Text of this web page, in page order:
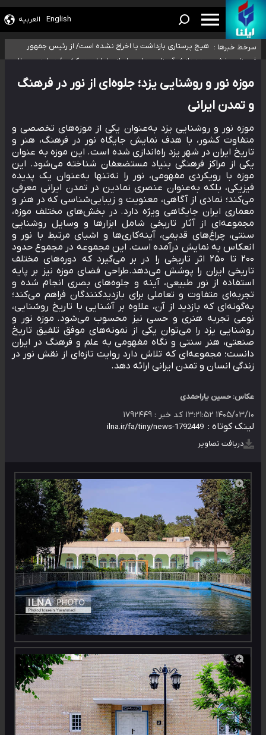
English العربیه
سرخط خبرها :
تخصصی جغرافیای نظامی دافوس آجا
خبرنگاران راویان حقیقت با دغدغه نان، مسکن و بیمه
آخرین وضعیت شیوع عفونت‌های تنفسی در کشور/ خوزستان و کرمان بالاتر از
آستانه هشدار هیچ پرستاری بازداشت یا اخراج نشده است/ از رئیس جمهور
خواستیم ورود کند
ثبت‌نام بخش عمده دانش‌آموزان مدارس ایرانی امارات در کشور/
تصمیم‌گیری می‌شود
موزه نور و روشنایی یزد؛ جلوه‌ای از نور در فرهنگ
و تمدن ایرانی
موزه نور و روشنایی یزد به‌عنوان یکی از موزه‌های تخصصی و
متفاوت کشور، با هدف نمایش جایگاه نور در فرهنگ، هنر و
تاریخ ایران در شهر یزد راه‌اندازی شده است. این موزه به‌ عنوان
یکی از مراکز فرهنگی بنیاد مستضعفان شناخته می‌شود. این
موزه با رویکردی مفهومی، نور را نه‌تنها به‌عنوان یک پدیده
فیزیکی، بلکه به‌عنوان عنصری نمادین در تمدن ایرانی معرفی
می‌کند؛ نمادی از آگاهی، معنویت و زیبایی‌شناسی که در هنر و
معماری ایران جایگاهی ویژه دارد. در بخش‌های مختلف موزه،
مجموعه‌ای از آثار تاریخی شامل ابزارها و وسایل روشنایی
سنتی، چراغ‌های قدیمی، آینه‌کاری‌ها و اشیای مرتبط با نور و
انعکاس به نمایش درآمده است. این مجموعه در مجموع حدود
۲۰۰ تا ۲۵۰ اثر تاریخی را در بر می‌گیرد که دوره‌های مختلف
تاریخی ایران را پوشش می‌دهد.طراحی فضای موزه نیز بر پایه
استفاده از نور طبیعی، آینه و جلوه‌های بصری انجام شده و
تجربه‌ای متفاوت و تعاملی برای بازدیدکنندگان فراهم می‌کند؛
به‌گونه‌ای که بازدید از آن، علاوه بر آشنایی با تاریخ روشنایی،
نوعی تجربه هنری و حسی نیز محسوب می‌شود. موزه نور و
روشنایی یزد را می‌توان یکی از نمونه‌های موفق تلفیق تاریخ
صنعتی، هنر سنتی و نگاه مفهومی به علم و فرهنگ در ایران
دانست؛ مجموعه‌ای که تلاش دارد روایت تازه‌ای از نقش نور در
زندگی انسان و تمدن ایرانی ارائه دهد.
عکاس: حسین یاراحمدی
۱۴۰۵/۰۳/۱۰ ۱۳:۲۱:۵۲ کد خبر : ۱۷۹۲۴۴۹
لینک کوتاه :
دریافت تصاویر